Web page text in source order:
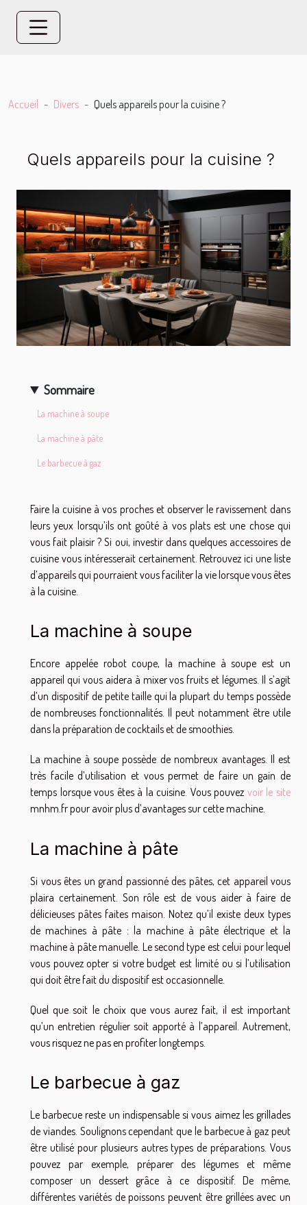
Accueil Divers Quels appareils pour la cuisine ?
Quels appareils pour la cuisine ?
Sommaire
La machine à soupe
La machine à pâte
Le barbecue à gaz
Faire la cuisine à vos proches et observer le ravissement dans
leurs yeux lorsqu’ils ont goûté à vos plats est une chose qui
vous fait plaisir ? Si oui, investir dans quelques accessoires de
cuisine vous intéresserait certainement. Retrouvez ici une liste
d’appareils qui pourraient vous faciliter la vie lorsque vous êtes
à la cuisine.
La machine à soupe
Encore appelée robot coupe, la machine à soupe est un
appareil qui vous aidera à mixer vos fruits et légumes. Il s’agit
d’un dispositif de petite taille qui la plupart du temps possède
de nombreuses fonctionnalités. Il peut notamment être utile
dans la préparation de cocktails et de smoothies.
La machine à soupe possède de nombreux avantages. Il est
très facile d’utilisation et vous permet de faire un gain de
temps lorsque vous êtes à la cuisine. Vous pouvez voir le site
mnhm.fr pour avoir plus d’avantages sur cette machine.
La machine à pâte
Si vous êtes un grand passionné des pâtes, cet appareil vous
plaira certainement. Son rôle est de vous aider à faire de
délicieuses pâtes faites maison. Notez qu’il existe deux types
de machines à pâte : la machine à pâte électrique et la
machine à pâte manuelle. Le second type est celui pour lequel
vous pouvez opter si votre budget est limité ou si l’utilisation
qui doit être fait du dispositif est occasionnelle.
Quel que soit le choix que vous aurez fait, il est important
qu’un entretien régulier soit apporté à l’appareil. Autrement,
vous risquez ne pas en profiter longtemps.
Le barbecue à gaz
Le barbecue reste un indispensable si vous aimez les grillades
de viandes. Soulignons cependant que le barbecue à gaz peut
être utilisé pour plusieurs autres types de préparations. Vous
pouvez par exemple, préparer des légumes et même
composer un dessert grâce à ce dispositif. De même,
différentes variétés de poissons peuvent être grillées avec un